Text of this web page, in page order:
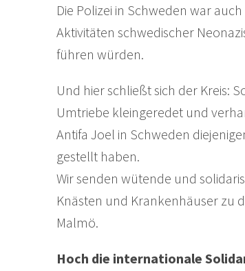
Die Polizei in Schweden war
Aktivitäten schwedischer
führen würden.
Und hier schließt sich der Kreis:
Umtriebe kleingeredet und
Antifa Joel in Schweden
gestellt haben.
Wir senden wütende und
Knästen und Krankenhäuser zu
Malmö.
Hoch die internationale